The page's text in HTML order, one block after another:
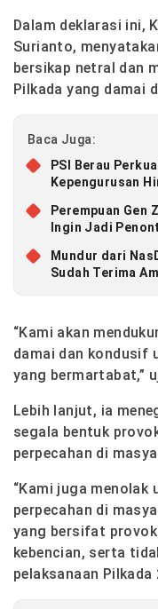
Dalam deklarasi ini,
Surianto,
bersikap netral dan
Pilkada yang damai
Baca Juga:
PSI Berau
Kepengurusan
Perempuan Gen
Ingin Jadi
Mundur dari
Sudah Terima
“Kami akan
damai dan kondusif
yang bermartabat,”
Lebih lanjut, ia
segala bentuk
perpecahan di
“Kami juga menolak
perpecahan di
yang bersifat
kebencian, serta
pelaksanaan Pilkada